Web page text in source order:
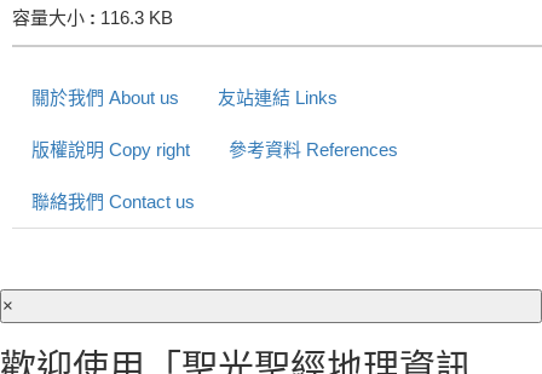
容量大小 : 116.3 KB
關於我們 About us 友站連結 Links
版權說明 Copy right 參考資料 References
聯絡我們 Contact us
×